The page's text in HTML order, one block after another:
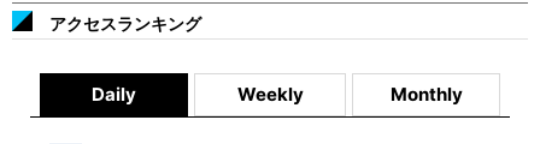
アクセスランキング
Daily Weekly Monthly